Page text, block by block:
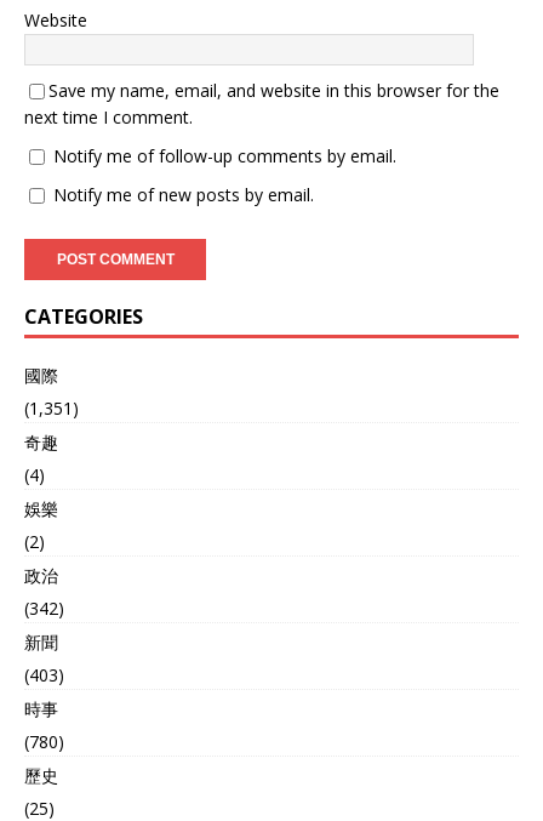
Website
Save my name, email, and website in this browser for the
next time I comment.
Notify me of follow-up comments by email.
Notify me of new posts by email.
CATEGORIES
國際
(1,351)
奇趣
(4)
娛樂
(2)
政治
(342)
新聞
(403)
時事
(780)
歷史
(25)